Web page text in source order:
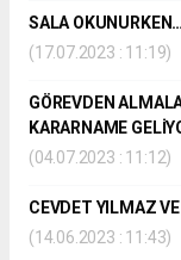
SALA OKUNURKEN…
(17.07.2023 : 11:19)
GÖREVDEN
KARARNAME
(04.07.2023 : 11:12)
CEVDET YILMAZ
(14.06.2023 : 11:43)